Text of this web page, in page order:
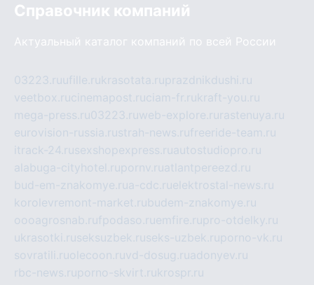
Справочник компаний
Актуальный каталог компаний по всей России
03223.ruufille.rukrasotata.ruprazdnikdushi.ru
veetbox.rucinemapost.ruciam-fr.rukraft-you.ru
mega-press.ru03223.ruweb-explore.ru rastenuya.ru
eurovision-russia.rustrah-news.rufreeride-team.ru
itrack-24.rusexshopexpress.ruautostudiopro.ru
alabuga-cityhotel.rupornv.ruatlantpereezd.ru
bud-em-znakomye.rua-cdc.ruelektrostal-news.ru
korolevremont-market.rubudem-znakomye.ru
oooagrosnab.rufpodaso.ruemfire.rupro-otdelky.ru
ukrasotki.ruseksuzbek.ruseks-uzbek.ruporno-vk.ru
sovratili.ruolecoon.ruvd-dosug.ruadonyev.ru
rbc-news.ruporno-skvirt.rukrospr.ru